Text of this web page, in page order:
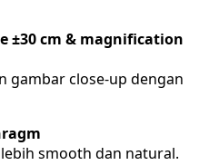
±30 cm & magnification
gambar close-up dengan
smooth dan natural.